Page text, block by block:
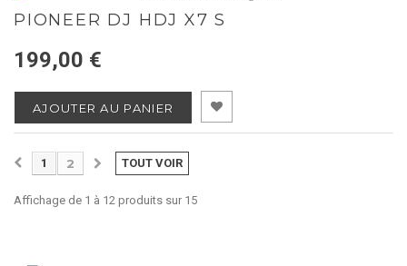
PIONEER DJ HDJ X7 S
199,00 €
AJOUTER AU PANIER
TOUT VOIR
1 2
Affichage de 1 à 12 produits sur 15